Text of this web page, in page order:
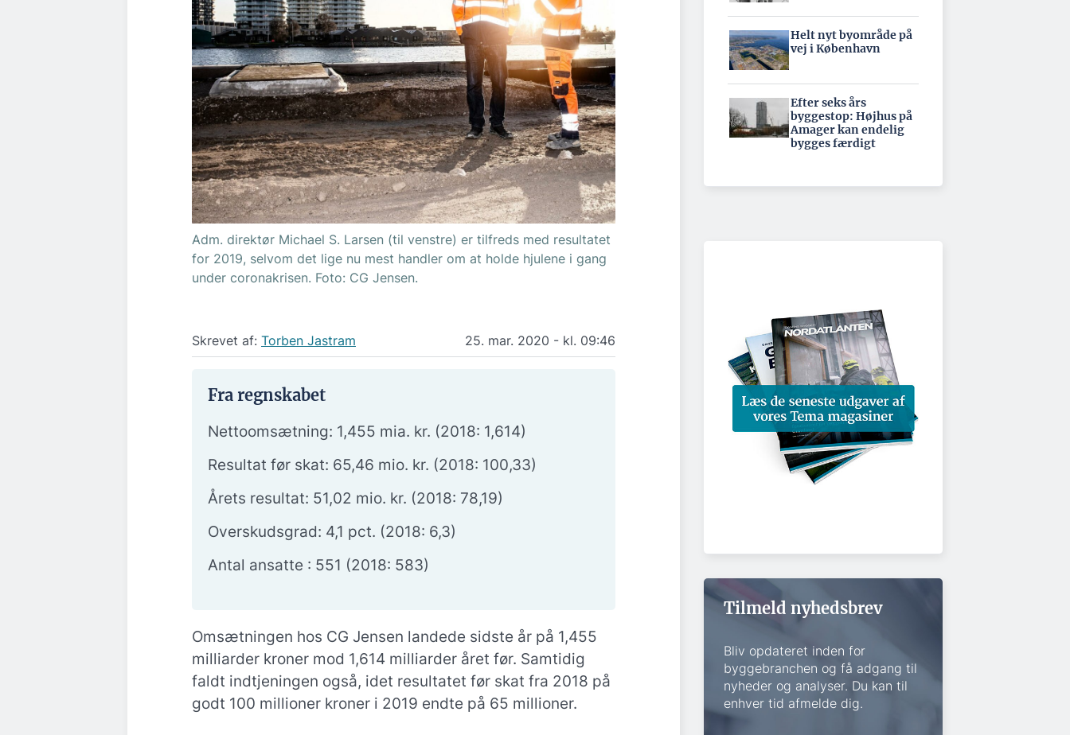
Adm. direktør Michael S. Larsen (til venstre) er tilfreds med resultatet
for 2019, selvom det lige nu mest handler om at holde hjulene i gang
under coronakrisen. Foto: CG Jensen.
Skrevet af: Torben Jastram 25. mar. 2020 - kl. 09:46
Fra regnskabet
Nettoomsætning: 1,455 mia. kr. (2018: 1,614)
Resultat før skat: 65,46 mio. kr. (2018: 100,33)
Årets resultat: 51,02 mio. kr. (2018: 78,19)
Overskudsgrad: 4,1 pct. (2018: 6,3)
Antal ansatte : 551 (2018: 583)
Omsætningen hos CG Jensen landede sidste år på 1,455
milliarder kroner mod 1,614 milliarder året før. Samtidig
faldt indtjeningen også, idet resultatet før skat fra 2018 på
godt 100 millioner kroner i 2019 endte på 65 millioner.
Helt nyt byområde på
vej i København
Efter seks års
byggestop: Højhus på
Amager kan endelig
bygges færdigt
Tilmeld nyhedsbrev
Bliv opdateret inden for
byggebranchen og få adgang til
nyheder og analyser. Du kan til
enhver tid afmelde dig.